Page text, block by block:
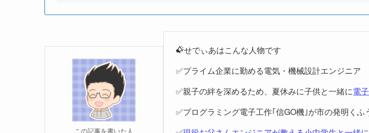
この記事を書いた人
せでぃあはこんな人物です
✅プライム企業に勤める電気・機械設計エンジニア
✅親子の絆を深めるため、夏休みに子供と一緒に電
✅プログラミング電子工作｢信GO機｣が市の発明くふ